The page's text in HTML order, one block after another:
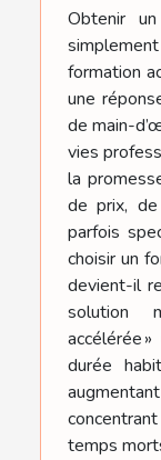
Obtenir
formation
une
de main-
vies
la
de prix,
parfois
choisir un
devient-il
solution
accélérée
durée
temps